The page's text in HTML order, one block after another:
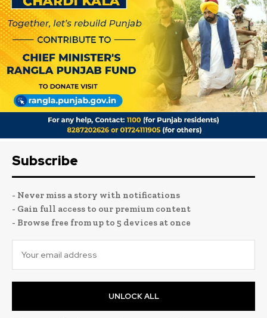
Subscribe
- Never miss a story with notifications
- Gain full access to our premium content
- Browse free from up to 5 devices at once
UNLOCK ALL